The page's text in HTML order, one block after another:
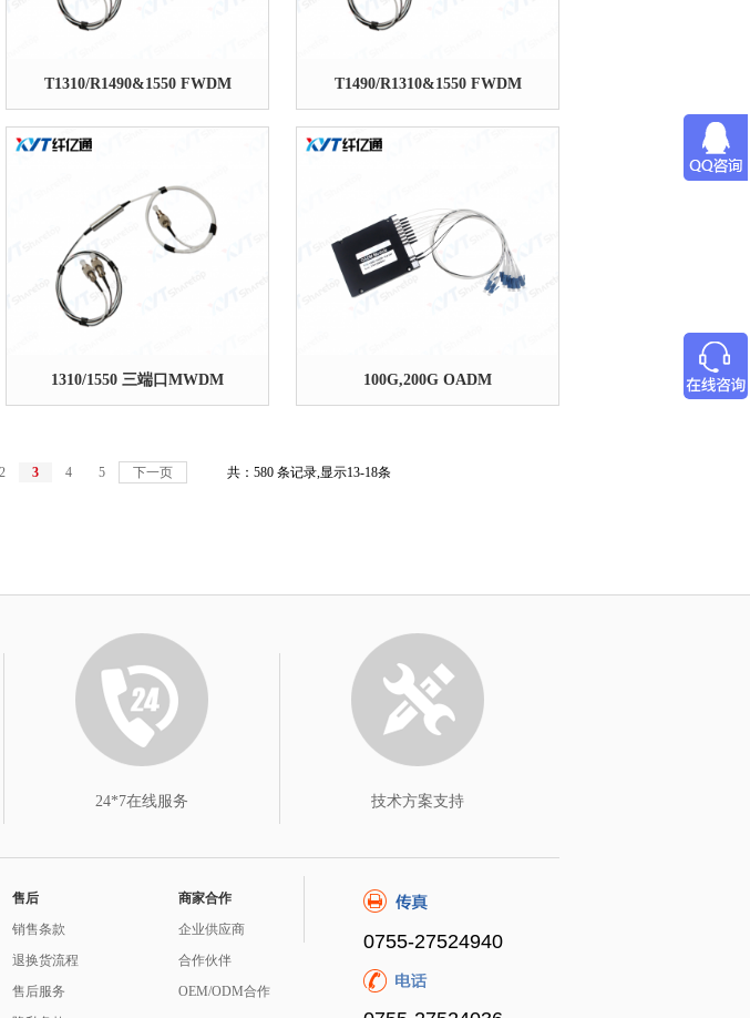
T1310/R1490&1550 FWDM T1490/R1310&1550 FWDM
1310/1550 三端口MWDM 100G,200G OADM
2 3 4 5 下一页 共：580 条记录,显示13-18条
24*7在线服务 技术方案支持
售后
销售条款
退换货流程
售后服务
商家合作
企业供应商
合作伙伴
OEM/ODM合作
0755-27524940